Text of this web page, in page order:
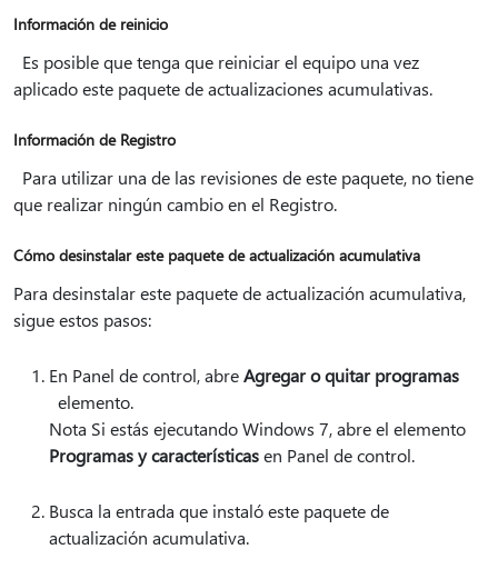
Información de reinicio
Es posible que tenga que reiniciar el equipo una vez
aplicado este paquete de actualizaciones acumulativas.
Información de Registro
Para utilizar una de las revisiones de este paquete, no tiene
que realizar ningún cambio en el Registro.
Cómo desinstalar este paquete de actualización acumulativa
Para desinstalar este paquete de actualización acumulativa,
sigue estos pasos:
En Panel de control, abreAgregar o quitar programas
elemento.
Nota Si estás ejecutando Windows 7, abre el elemento
Programas y característicasen Panel de control.
Busca la entrada que instaló este paquete de
actualización acumulativa.